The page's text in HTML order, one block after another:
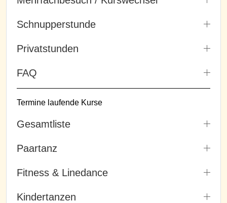
Schnupperstunde
Privatstunden
FAQ
Termine laufende Kurse
Gesamtliste
Paartanz
Fitness & Linedance
Kindertanzen